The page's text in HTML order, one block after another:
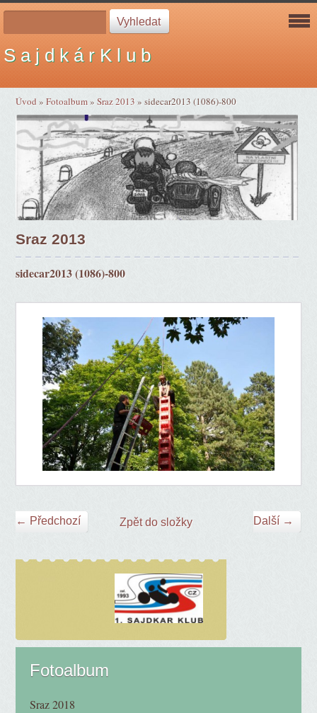
S a j d k á r K l u b
Úvod »Fotoalbum»Sraz 2013 »sidecar2013 (1086)-800
Sraz 2013
sidecar2013 (1086)-800
← Předchozí Další →
Zpět do složky
Fotoalbum
Sraz 2018